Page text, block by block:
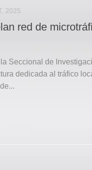
2025
red de
Seccional de
dedicada al tráfico